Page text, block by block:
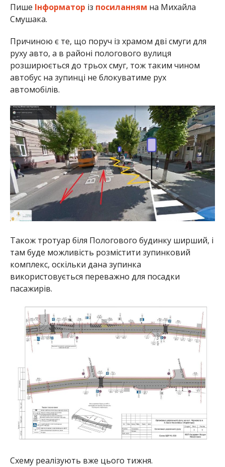
Пише Інформатор із посиланням на Михайла
Смушака.
Причиною є те, що поруч із храмом дві смуги для
руху авто, а в районі пологового вулиця
розширюється до трьох смуг, тож таким чином
автобус на зупинці не блокуватиме рух
автомобілів.
Також тротуар біля Пологового будинку ширший, і
там буде можливість розмістити зупинковий
комплекс, оскільки дана зупинка
використовується переважно для посадки
пасажирів.
Схему реалізують вже цього тижня.